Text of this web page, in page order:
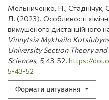
Мельниченко, Н., Стаднічук,
Л. (2023). Особливості
вимушеного дистанційного
Vinnytsia Mykhailo
University Section Theory
Sciences, 5, 43-52. https://
5-43-52
Формати цитування